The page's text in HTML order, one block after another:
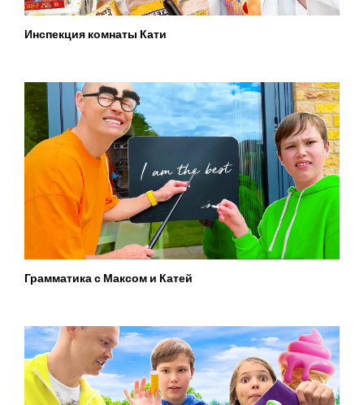
Инспекция комнаты Кати
Грамматика с Максом и Катей